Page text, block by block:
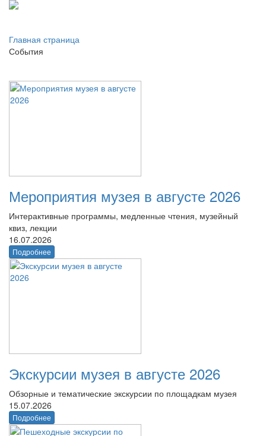
Главная страница
События
Мероприятия музея в августе 2026
Интерактивные программы, медленные чтения, музейный
квиз, лекции
16.07.2026
Подробнее
Экскурсии музея в августе 2026
Обзорные и тематические экскурсии по площадкам музея
15.07.2026
Подробнее